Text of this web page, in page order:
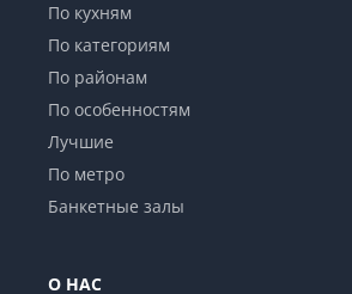
По кухням
По категориям
По районам
По особенностям
Лучшие
По метро
Банкетные залы
О НАС